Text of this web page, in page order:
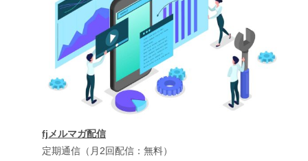
fjメルマガ配信
定期通信（月2回配信：無料）